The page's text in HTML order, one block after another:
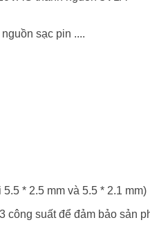
sạc pin ....
* 2.5 mm và 5.5 * 2.1 mm)
công suất để đảm bảo sản